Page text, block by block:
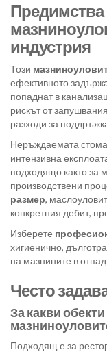
индустрия
Този
ефективното
попаднат в
рискът от
разходи за
Неръждаемата
интензивна
подходящо както за
производствени
размер,
конкретния дебит,
Изберете
хигиенично,
на мазнините в
Често
За какви
Подходящ е за